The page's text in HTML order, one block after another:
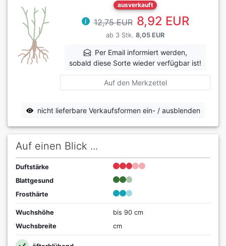
ausverkauft
12,75 EUR 8,92 EUR
ab 3 Stk. 8,05 EUR
Per Email informiert werden,
sobald diese Sorte wieder verfügbar ist!
Auf den Merkzettel
nicht lieferbare Verkaufsformen ein- / ausblenden
Auf einen Blick ...
Duftstärke
Blattgesund
Frosthärte
Wuchshöhe
bis 90 cm
Wuchsbreite
cm